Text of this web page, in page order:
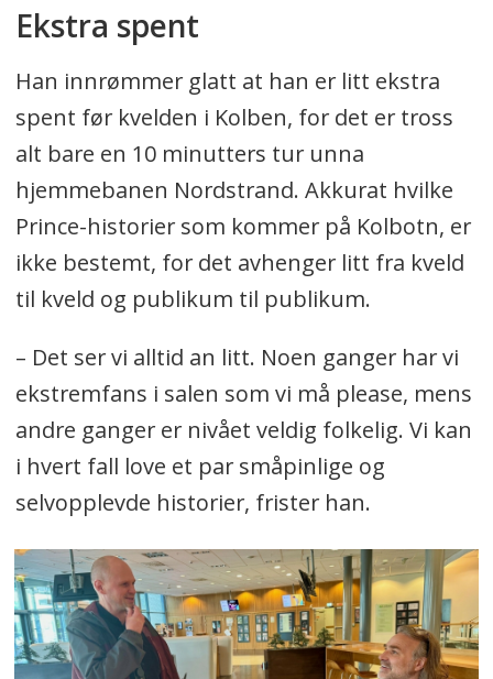
Ekstra spent
Han innrømmer glatt at han er litt ekstra
spent før kvelden i Kolben, for det er tross
alt bare en 10 minutters tur unna
hjemmebanen Nordstrand. Akkurat hvilke
Prince-historier som kommer på Kolbotn, er
ikke bestemt, for det avhenger litt fra kveld
til kveld og publikum til publikum.
– Det ser vi alltid an litt. Noen ganger har vi
ekstremfans i salen som vi må please, mens
andre ganger er nivået veldig folkelig. Vi kan
i hvert fall love et par småpinlige og
selvopplevde historier, frister han.